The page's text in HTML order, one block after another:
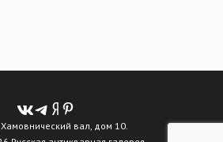
вал, дом 10.